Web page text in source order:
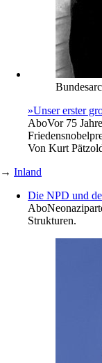
»Unser erster
AboVor 75
Von Kurt
→ Inland
Die NPD und
Abo
Strukturen.